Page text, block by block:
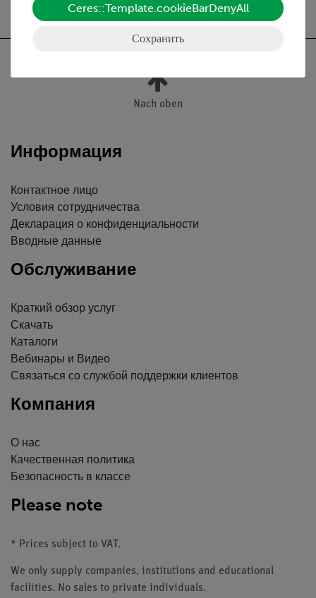
Nach oben
Информация
Контактное лицо
Условия сотрудничества
Декларация о конфиденциальности
Вводные данные
Обслуживание
Краткий обзор услуг
Скачать
Каталоги
Вебинары и Видео
Связаться со службой поддержки клиентов
Компания
О нас
Качественная политика
Безопасность в классе
Please note
* Prices subject to VAT.
We only supply companies, institutions and educational
facilities. No sales to private individuals.
Ceres::Template.cookieBarDenyAll
Сохранить